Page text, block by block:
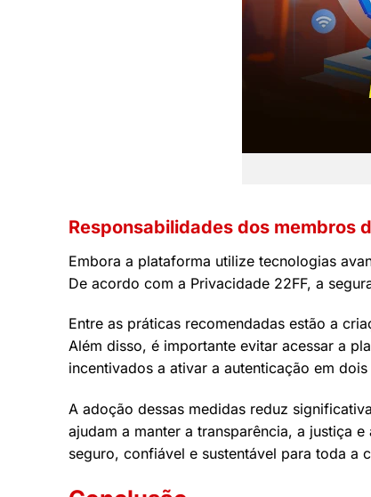
Responsabilidades dos membros
Embora a plataforma utilize tecnologias
De acordo com a Privacidade 22FF, a
Entre as práticas recomendadas estão a
Além disso, é importante evitar acessar a
incentivados a ativar a autenticação em
A adoção dessas medidas reduz
ajudam a manter a transparência, a justiça
seguro, confiável e sustentável para toda a